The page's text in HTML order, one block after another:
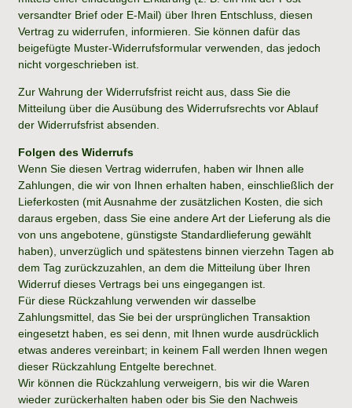
versandter Brief oder E-Mail) über Ihren Entschluss, diesen
Vertrag zu widerrufen, informieren. Sie können dafür das
beigefügte Muster-Widerrufsformular verwenden, das jedoch
nicht vorgeschrieben ist.
Zur Wahrung der Widerrufsfrist reicht aus, dass Sie die
Mitteilung über die Ausübung des Widerrufsrechts vor Ablauf
der Widerrufsfrist absenden.
Folgen des Widerrufs
Wenn Sie diesen Vertrag widerrufen, haben wir Ihnen alle
Zahlungen, die wir von Ihnen erhalten haben, einschließlich der
Lieferkosten (mit Ausnahme der zusätzlichen Kosten, die sich
daraus ergeben, dass Sie eine andere Art der Lieferung als die
von uns angebotene, günstigste Standardlieferung gewählt
haben), unverzüglich und spätestens binnen vierzehn Tagen ab
dem Tag zurückzuzahlen, an dem die Mitteilung über Ihren
Widerruf dieses Vertrags bei uns eingegangen ist.
Für diese Rückzahlung verwenden wir dasselbe
Zahlungsmittel, das Sie bei der ursprünglichen Transaktion
eingesetzt haben, es sei denn, mit Ihnen wurde ausdrücklich
etwas anderes vereinbart; in keinem Fall werden Ihnen wegen
dieser Rückzahlung Entgelte berechnet.
Wir können die Rückzahlung verweigern, bis wir die Waren
wieder zurückerhalten haben oder bis Sie den Nachweis